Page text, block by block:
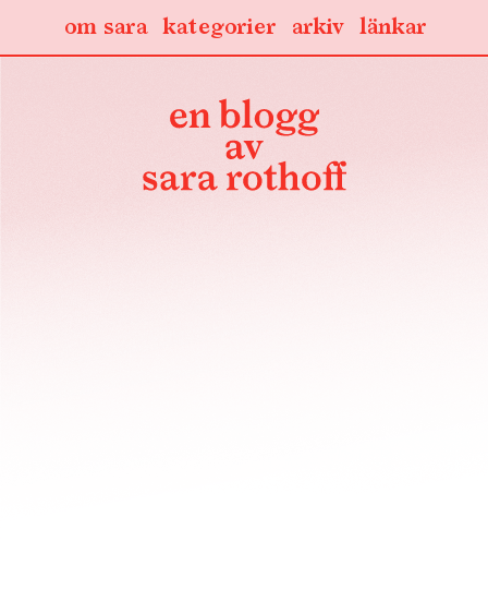
länkar
arkiv
kategorier
om sara